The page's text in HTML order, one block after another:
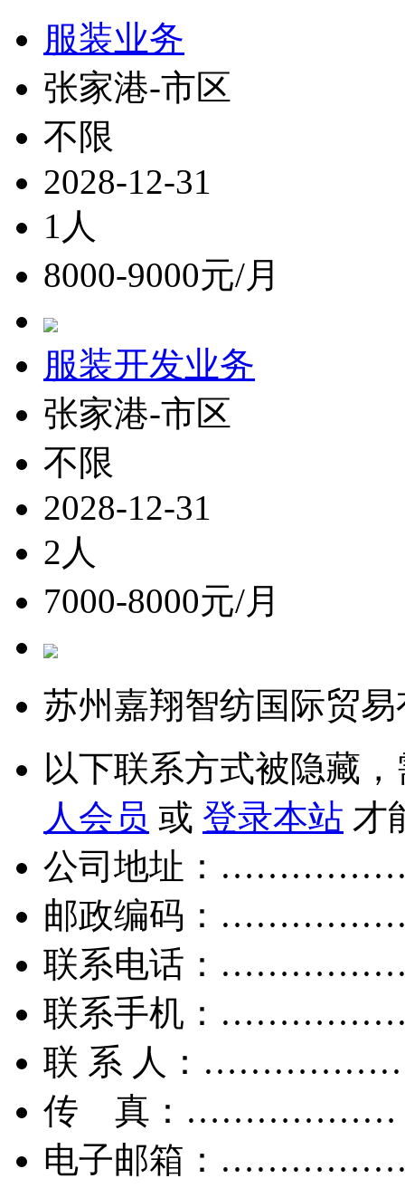
服装业务
张家港-市区
不限
2028-12-31
1人
8000-9000元/月
服装开发业务
张家港-市区
不限
2028-12-31
2人
7000-8000元/月
苏州嘉翔智纺国际贸
以下联系方式被隐藏
人会员 或 登录本站 才
公司地址：
邮政编码：
联系电话：
联系手机：
联 系 人：
传 真：………………
电子邮箱：